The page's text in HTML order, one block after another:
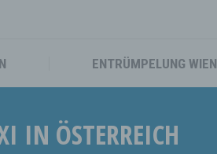
ENTRÜMPELUNG WIEN
IN ÖSTERREICH